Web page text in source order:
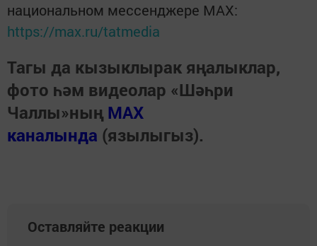
национальном мессенджере MАХ:
https://max.ru/tatmedia
Тагы да кызыклырак яңалыклар,
фото һәм видеолар «Шәһри
Чаллы»ның MAX
каналында (язылыгыз).
Оставляйте реакции